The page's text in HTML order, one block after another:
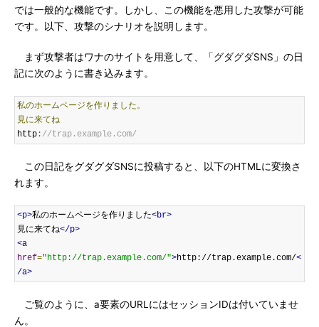
では一般的な機能です。しかし、この機能を悪用した攻撃が可能
です。以下、攻撃のシナリオを説明します。
まず攻撃者はワナのサイトを用意して、「グダグダSNS」の日
記に次のように書き込みます。
私のホームページを作りました。
見に来てね
http: //trap.example.com/
この日記をグダグダSNSに投稿すると、以下のHTMLに変換さ
れます。
<p>私のホームページを作りました<br>
見に来てね</p>
<a
href="http://trap.example.com/">http://trap.example.com/<
/a>
ご覧のように、a要素のURLにはセッションIDは付いていませ
ん。